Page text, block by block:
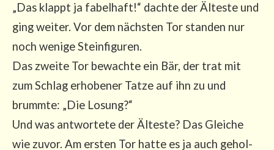
„Das klappt ja fabel­haft!“ dach­te der Ältes­te und
ging wei­ter. Vor dem nächs­ten Tor stan­den nur
noch weni­ge Stein­fi­gu­ren.
Das zwei­te Tor bewach­te ein Bär, der trat mit
zum Schlag erho­be­ner Tat­ze auf ihn zu und
brumm­te: „Die Losung?“
Und was ant­wor­te­te der Ältes­te? Das Glei­che
wie zuvor. Am ers­ten Tor hat­te es ja auch gehol­